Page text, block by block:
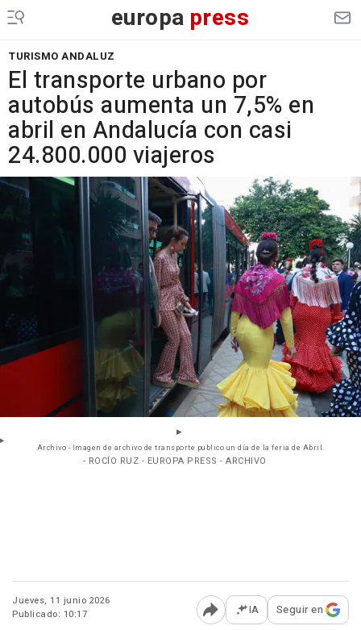
europa press
TURISMO ANDALUZ
El transporte urbano por
autobús aumenta un 7,5% en
abril en Andalucía con casi
24.800.000 viajeros
Archivo - Imagen de archivo de transporte publico un día de la feria de Abril.
- ROCÍO RUZ - EUROPA PRESS - ARCHIVO
Jueves, 11 junio 2026
Publicado: 10:17
Abrir opciones para
IA Seguir en